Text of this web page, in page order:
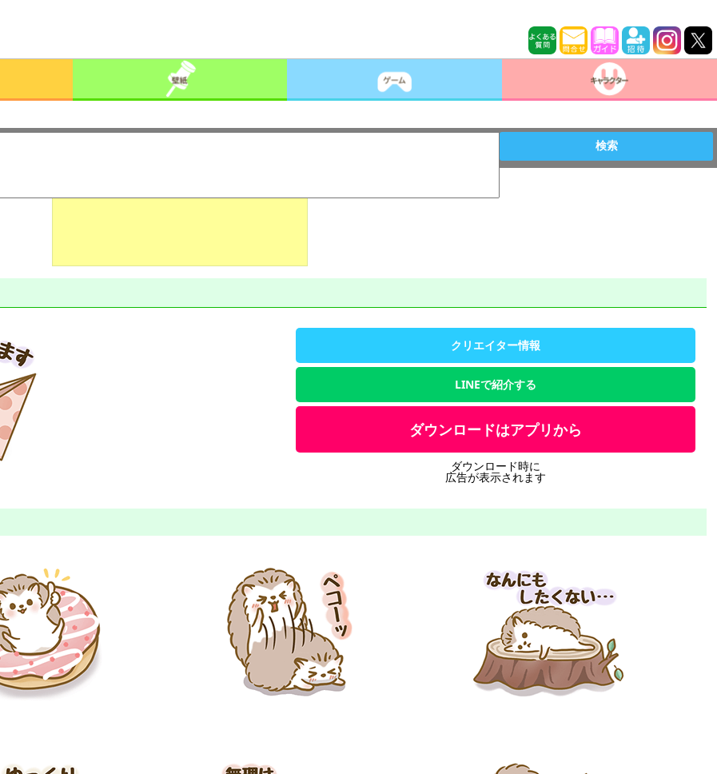
検索
クリエイター情報
LINEで紹介する
ダウンロードはアプリから
ダウンロード時に
広告が表示されます